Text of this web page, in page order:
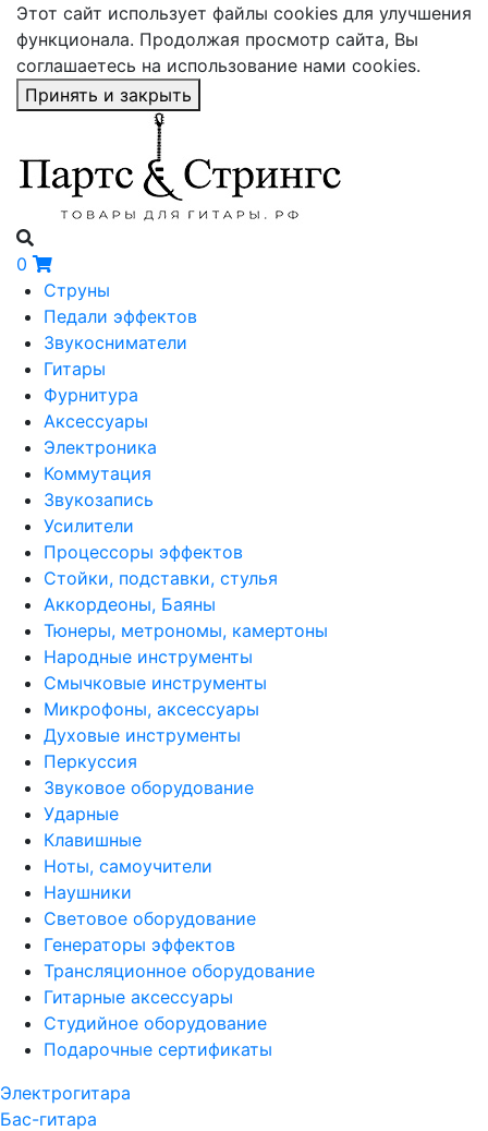
Этот сайт использует файлы cookies для улучшения
функционала. Продолжая просмотр сайта, Вы
соглашаетесь на использование нами cookies.
Принять и закрыть
0
Струны
Педали эффектов
Звукосниматели
Гитары
Фурнитура
Аксессуары
Электроника
Коммутация
Звукозапись
Усилители
Процессоры эффектов
Стойки, подставки, стулья
Аккордеоны, Баяны
Тюнеры, метрономы, камертоны
Народные инструменты
Смычковые инструменты
Микрофоны, аксессуары
Духовые инструменты
Перкуссия
Звуковое оборудование
Ударные
Клавишные
Ноты, самоучители
Наушники
Световое оборудование
Генераторы эффектов
Трансляционное оборудование
Гитарные аксессуары
Студийное оборудование
Подарочные сертификаты
Электрогитара
Бас-гитара